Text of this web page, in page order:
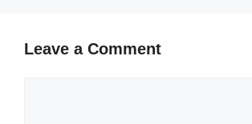
Leave a Comment